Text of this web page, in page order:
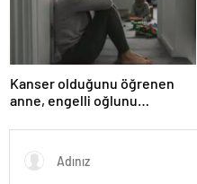
Kanser olduğunu öğrenen
anne, engelli oğlunu